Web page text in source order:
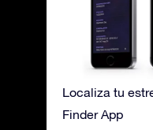
Localiza tu
Finder App